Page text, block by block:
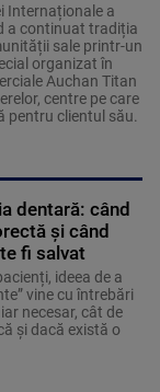
Internaționale a
a continuat tradiția
sale printr-un
organizat în
Auchan Titan
centre pe care
pentru clientul său.
dentară: când
și când
fi salvat
ideea de a
vine cu întrebări
necesar, cât de
și dacă există o